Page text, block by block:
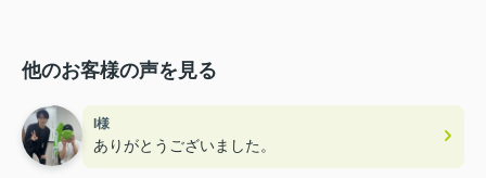
他のお客様の声を見る
I様
ありがとうございました。